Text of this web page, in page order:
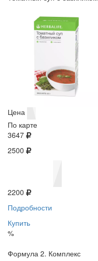
Цена
По карте
3647
2500
2200
Подробности
Купить
%
Формула 2. Комплекс